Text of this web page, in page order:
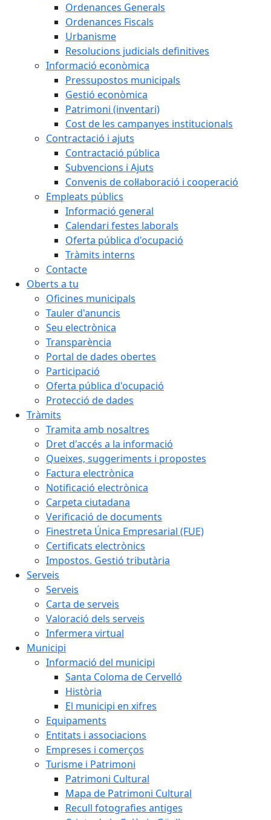
Ordenances Generals
Ordenances Fiscals
Urbanisme
Resolucions judicials definitives
Informació econòmica
Pressupostos municipals
Gestió econòmica
Patrimoni (inventari)
Cost de les campanyes institucionals
Contractació i ajuts
Contractació pública
Subvencions i Ajuts
Convenis de col·laboració i cooperació
Empleats públics
Informació general
Calendari festes laborals
Oferta pública d'ocupació
Tràmits interns
Contacte
Oberts a tu
Oficines municipals
Tauler d'anuncis
Seu electrònica
Transparència
Portal de dades obertes
Participació
Oferta pública d'ocupació
Protecció de dades
Tràmits
Tramita amb nosaltres
Dret d'accés a la informació
Queixes, suggeriments i propostes
Factura electrònica
Notificació electrònica
Carpeta ciutadana
Verificació de documents
Finestreta Única Empresarial (FUE)
Certificats electrònics
Impostos. Gestió tributària
Serveis
Serveis
Carta de serveis
Valoració dels serveis
Infermera virtual
Municipi
Informació del municipi
Santa Coloma de Cervelló
Història
El municipi en xifres
Equipaments
Entitats i associacions
Empreses i comerços
Turisme i Patrimoni
Patrimoni Cultural
Mapa de Patrimoni Cultural
Recull fotografies antiges